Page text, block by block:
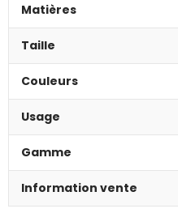
Matières
Taille
Couleurs
Usage
Gamme
Information vente